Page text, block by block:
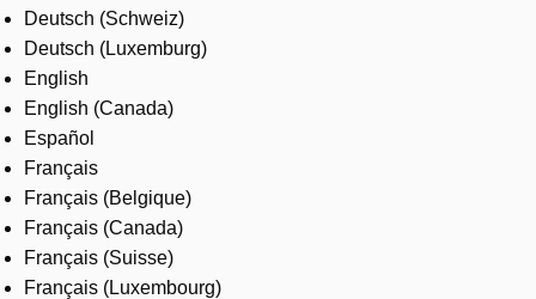
Where to buy
Contact us
Careers
Deutsch (Schweiz)
Deutsch (Luxemburg)
English
English (Canada)
Español
Français
Français (Belgique)
Français (Canada)
Français (Suisse)
Français (Luxembourg)